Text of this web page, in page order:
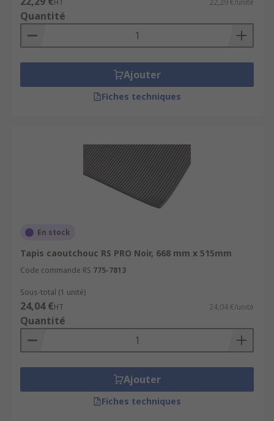
précision.
HT 22,29 €/unité
Quantité
Ajouter
Fiches techniques
En stock
Tapis caoutchouc RS PRO Noir, 668 mm x 515mm
Code commande RS 775-7813
Sous-total (1 unité)
24,04 €HT 24,04 €/unité
Quantité
Ajouter
Fiches techniques